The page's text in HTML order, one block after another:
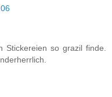
Stickereien so grazil finde.